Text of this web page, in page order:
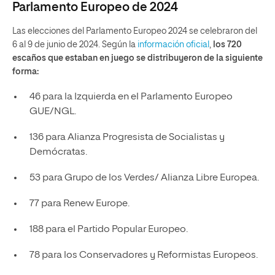
Parlamento Europeo de 2024
Las elecciones del Parlamento Europeo 2024 se celebraron del
6 al 9 de junio de 2024. Según la información oficial
los 720
escaños que estaban en juego se distribuyeron de la siguiente
forma:
46 para la Izquierda en el Parlamento Europeo
GUE/NGL.
136 para Alianza Progresista de Socialistas y
Demócratas.
53 para Grupo de los Verdes/ Alianza Libre Europea.
77 para Renew Europe.
188 para el Partido Popular Europeo.
78 para los Conservadores y Reformistas Europeos.